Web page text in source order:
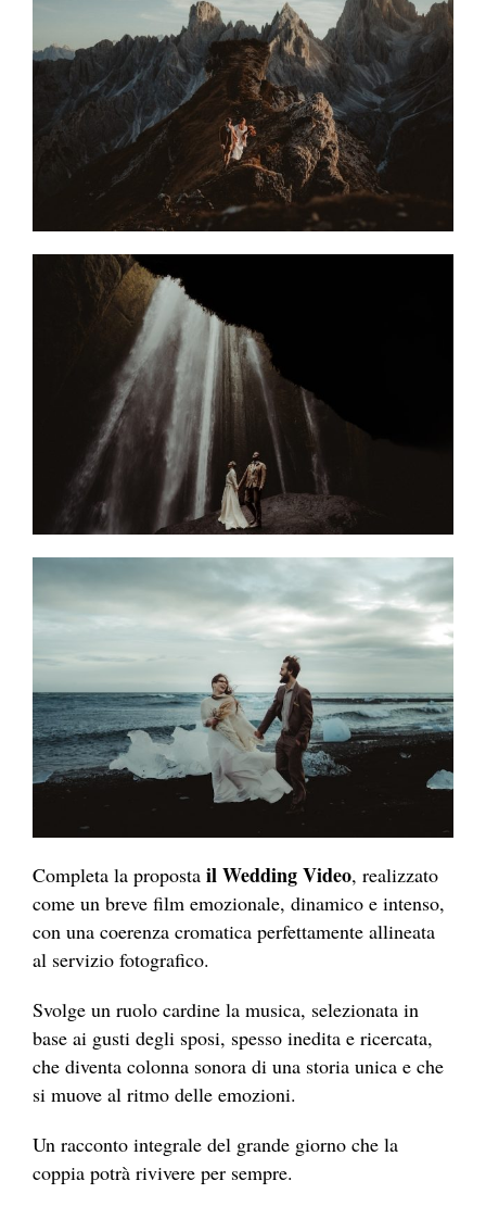
Completa la proposta il Wedding Video, realizzato
come un breve film emozionale, dinamico e intenso,
con una coerenza cromatica perfettamente allineata
al servizio fotografico.
Svolge un ruolo cardine la musica, selezionata in
base ai gusti degli sposi, spesso inedita e ricercata,
che diventa colonna sonora di una storia unica e che
si muove al ritmo delle emozioni.
Un racconto integrale del grande giorno che la
coppia potrà rivivere per sempre.